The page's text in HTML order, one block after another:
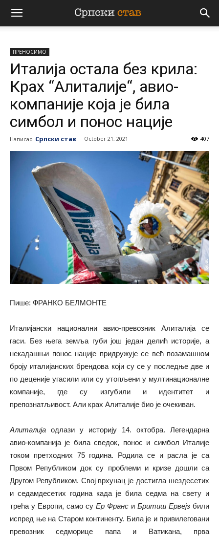
Српски
став
ПРЕНОСИМО
Италија остала без крила:
Крах “Алиталије“, авио-
компаније која је била
симбол и понос нације
Написао Српски став - October 21, 2021 407
Пише: ФРАНКО БЕЛМОНТЕ
Италијански национални авио-превозник Алиталија се
гаси. Без њега земља губи још један делић историје, а
некадашњи понос нације придружује се већ позамашном
броју италијанских брендова који су се у последње две и
по деценије угасили или су утопљени у мултинационалне
компаније, где су изгубили и идентитет и
препознатљивост. Али крах Алиталије био је очекиван.
Алиталиjа одлази у историју 14. октобра. Легендарна
авио-компанија је била сведок, понос и симбол Италије
током претходних 75 година. Родила се и расла је са
Првом Републиком док су проблеми и кризе дошли са
Другом Републиком. Свој врхунац је достигла шездесетих
и седамдесетих година када је била седма на свету и
трећа у Европи, само су Ер Франс и Бритиш Ервејз били
испред ње на Старом континенту. Била је и привилеговани
превозник седморице папа и Ватикана, прва